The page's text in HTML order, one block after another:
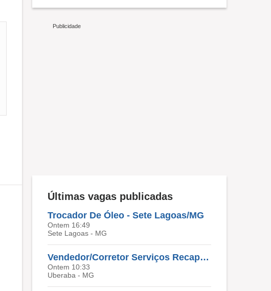
Últimas vagas publicadas
Trocador De Óleo - Sete Lagoas/MG
Ontem 16:49
Sete Lagoas - MG
Vendedor/Corretor Serviços Recapagem Pneus - Região Uberaba
Ontem 10:33
Uberaba - MG